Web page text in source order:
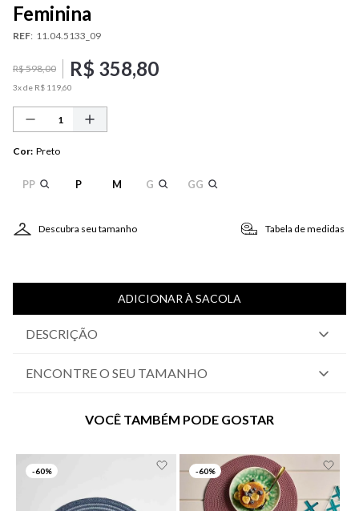
Feminina
REF: 11.04.5133_09
R$598,00 R$ 358,80
3x de R$ 11960
Cor: Preto
PP P M G GG
Descubra seu tamanho Tabela de medidas
ADICIONAR À SACOLA
DESCRIÇÃO
ENCONTRE O SEU TAMANHO
VOCÊ TAMBÉM PODE GOSTAR
-60% -60%